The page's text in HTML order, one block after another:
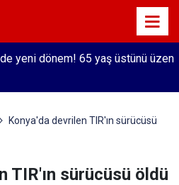
yeni dönem! 65 yaş üstünü üzen
Konya'da devrilen TIR'ın sürücüsü
TIR'ın sürücüsü öldü